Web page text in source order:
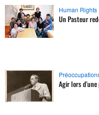
Human Rights
Un Pasteur
Agir lors